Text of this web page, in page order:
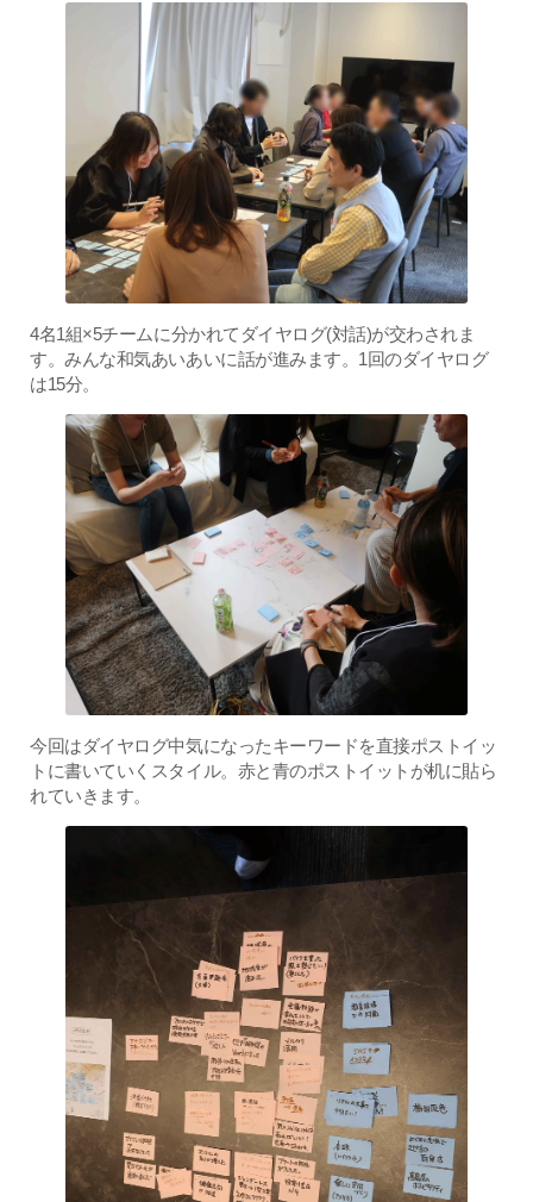
4名1組×5チームに分かれてダイヤログ(対話)が交わされま
す。みんな和気あいあいに話が進みます。1回のダイヤログ
は15分。
今回はダイヤログ中気になったキーワードを直接ポストイッ
トに書いていくスタイル。赤と青のポストイットが机に貼ら
れていきます。